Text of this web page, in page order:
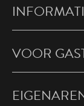
VOOR